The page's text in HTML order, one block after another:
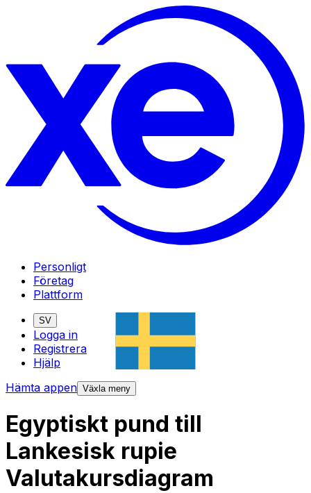
Personligt
Företag
Plattform
SV
Logga in
Registrera
Hjälp
Hämta appen Växla meny
Egyptiskt pund till
Lankesisk rupie
Valutakursdiagram